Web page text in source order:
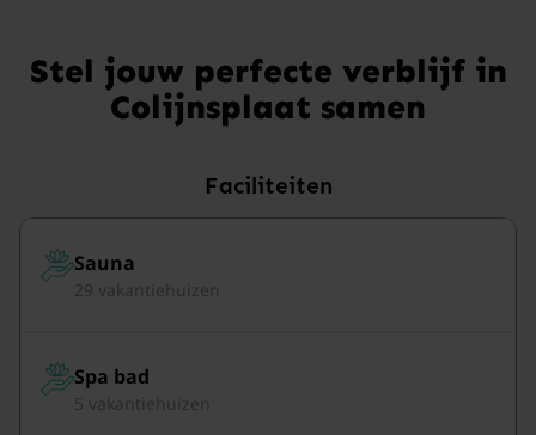
Stel jouw perfecte verblijf in
Colijnsplaat samen
Faciliteiten
Sauna
29 vakantiehuizen
Spa bad
5 vakantiehuizen